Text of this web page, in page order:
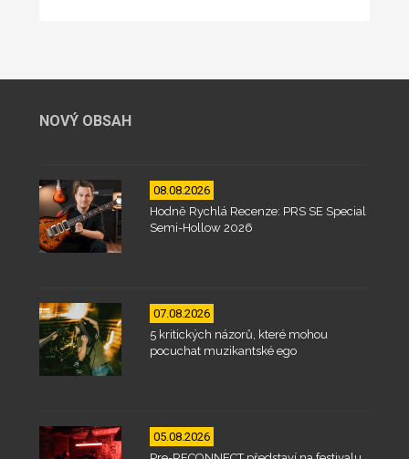
NOVÝ OBSAH
08.08.2026
Hodně Rychlá Recenze: PRS SE Special
Semi-Hollow 2026
07.08.2026
5 kritických názorů, které mohou
pocuchat muzikantské ego
05.08.2026